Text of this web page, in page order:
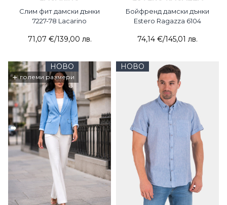
Слим фит дамски дънки
7227-78 Lacarino
71,07 €/139,00 лв.
Бойфренд дамски дънки
Estero Ragazza 6104
74,14 €/145,01 лв.
НОВО
+ големи размери
НОВО